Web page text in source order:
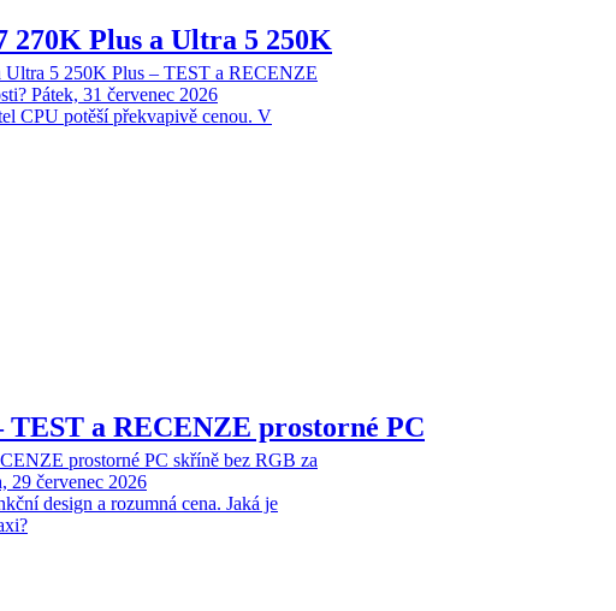
270K Plus a Ultra 5 250K
5 250K Plus – TEST a RECENZE
Pátek, 31 červenec 2026
CPU potěší překvapivě cenou. V
TEST a RECENZE prostorné PC
prostorné PC skříně bez RGB za
29 červenec 2026
design a rozumná cena. Jaká je